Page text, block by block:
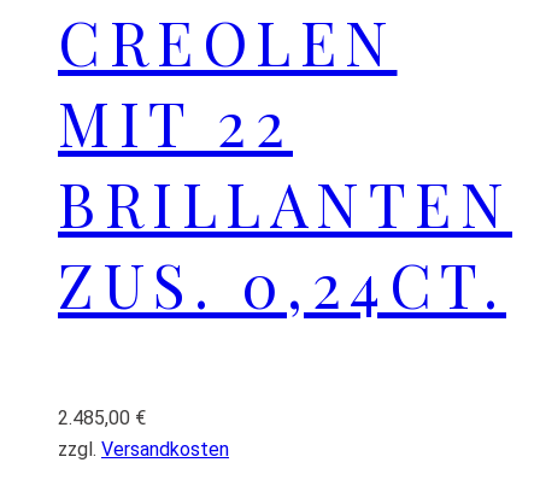
CREOLEN
MIT 22
BRILLANTEN
ZUS. 0,24CT.
2.485,00 €
zzgl. Versandkosten